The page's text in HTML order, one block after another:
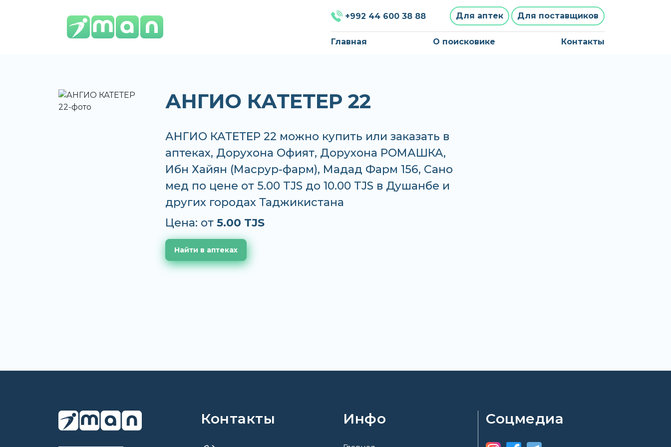
+992 44 600 38 88 Для аптек Для поставщиков
Главная О поисковике Контакты
АНГИО КАТЕТЕР 22
АНГИО КАТЕТЕР 22 можно купить или заказать в
аптеках, Дорухона Офият, Дорухона РОМАШКА,
Ибн Хайян (Масрур-фарм), Мадад Фарм 156, Сано
мед по цене от 5.00 TJS до 10.00 TJS в Душанбе и
других городах Таджикистана
Цена: от 5.00 TJS
Найти в аптеках
Контакты Инфо Соцмедиа